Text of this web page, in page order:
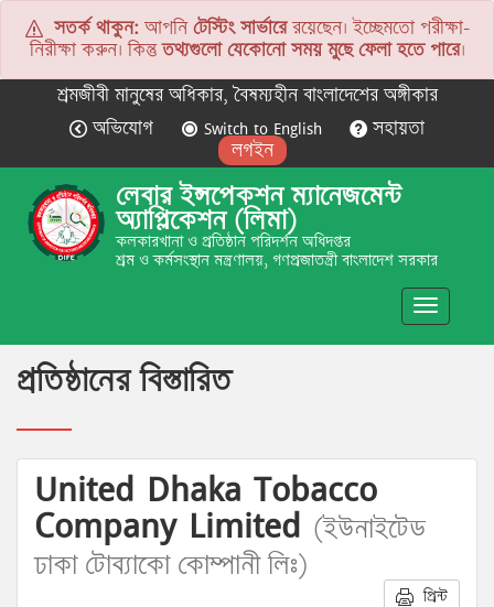
সতর্ক থাকুন: আপনিটেস্টিং সার্ভারেরয়েছেন। ইচ্ছেমতো পরীক্ষা-
নিরীক্ষা করুন। কিন্তুতথ্যগুলো যেকোনো সময় মুছে ফেলা হতে পারে।
শ্রমজীবী মানুষের অধিকার, বৈষম্যহীন বাংলাদেশের অঙ্গীকার
অভিযোগ
Switch to English
সহায়তা
লগইন
লেবার ইন্সপেকশন ম্যানেজমেন্ট
অ্যাপ্লিকেশন (লিমা)
কলকারখানা ও প্রতিষ্ঠান পরিদর্শন অধিদপ্তর
শ্রম ও কর্মসংস্থান মন্ত্রণালয়, গণপ্রজাতন্ত্রী বাংলাদেশ সরকার
Toggle
প্রতিষ্ঠানের বিস্তারিত
United Dhaka Tobacco
Company Limited (ইউনাইটেড
ঢাকা টোব্যাকো কোম্পানী লিঃ)
প্রিন্ট